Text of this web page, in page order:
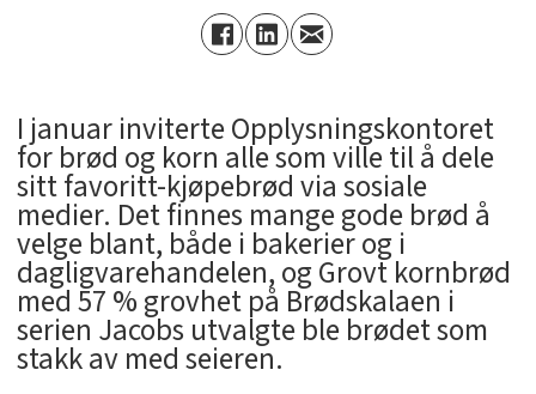
I januar inviterte Opplysningskontoret
for brød og korn alle som ville til å dele
sitt favoritt-kjøpebrød via sosiale
medier. Det finnes mange gode brød å
velge blant, både i bakerier og i
dagligvarehandelen, og Grovt kornbrød
med 57 % grovhet på Brødskalaen i
serien Jacobs utvalgte ble brødet som
stakk av med seieren.